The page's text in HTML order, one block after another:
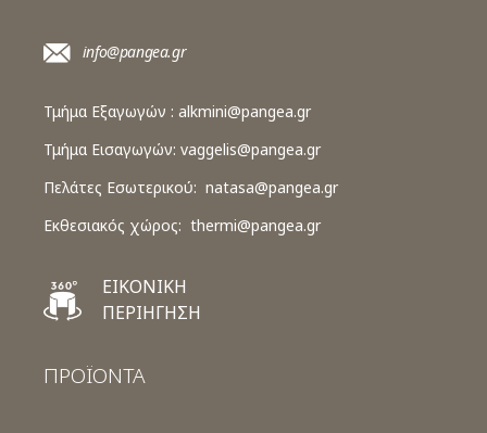
info@pangea.gr
Τμήμα Εξαγωγών : alkmini@pangea.gr
Τμήμα Εισαγωγών: vaggelis@pangea.gr
Πελάτες Εσωτερικού: natasa@pangea.gr
Εκθεσιακός χώρος: thermi@pangea.gr
ΕΙΚΟΝΙΚΗ
ΠΕΡΙΗΓΗΣΗ
ΠΡΟΪΟΝΤΑ